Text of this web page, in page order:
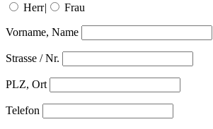
Herr| Frau
Vorname, Name
Strasse / Nr.
PLZ, Ort
Telefon